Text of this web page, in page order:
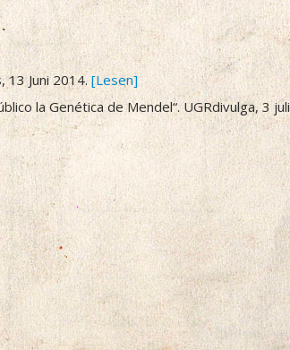
13 Juni 2014. [Lesen]
la Genética de Mendel“. UGRdivulga, 3